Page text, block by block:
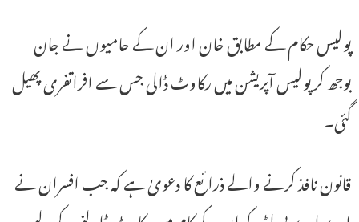
پولیس حکام کے مطابق خان اور ان کے حامیوں نے جان
بوجھ کر پولیس آپریشن میں رکاوٹ ڈالی جس سے افراتفری پھیل
گئی۔
قانون نافذ کرنے والے ذرائع کا دعویٰ ہے کہ جب افسران نے